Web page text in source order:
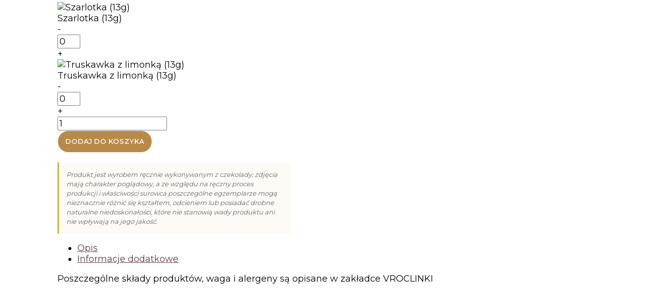
karmel
(13g)
Szarlotka (13g)
-
ilość
Szarlotka
(13g)
+
Truskawka z limonką (13g)
-
ilość
Truskawka
z
limonką
(13g)
+
ilość
Opakowanie
standardowe
czarne
3
DODAJ DO KOSZYKA
Produkt jest wyrobem ręcznie wykonywanym z czekolady; zdjęcia
mają charakter poglądowy, a ze względu na ręczny proces
produkcji i właściwości surowca poszczególne egzemplarze mogą
nieznacznie różnić się kształtem, odcieniem lub posiadać drobne
naturalne niedoskonałości, które nie stanowią wady produktu ani
nie wpływają na jego jakość.
Opis
Informacje dodatkowe
Poszczególne składy produktów, waga i alergeny są opisane w zakładce VROCLINKI